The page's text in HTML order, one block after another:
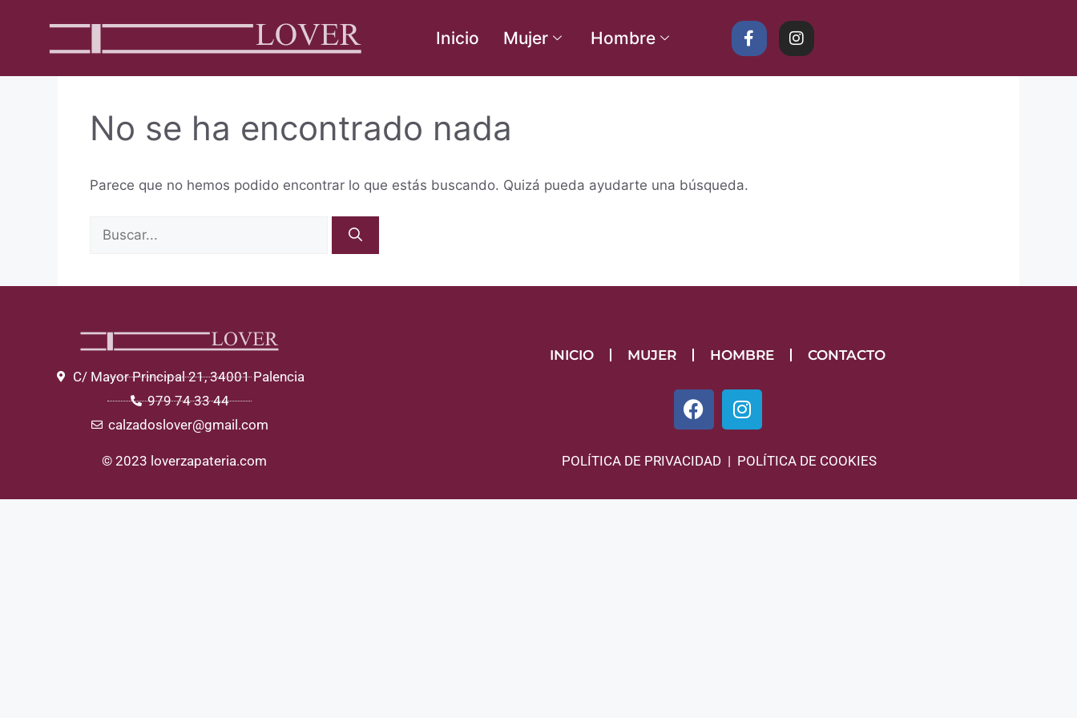
Inicio Mujer Hombre
No se ha encontrado nada
Parece que no hemos podido encontrar lo que estás buscando. Quizá pueda ayudarte una búsqueda.
C/ Mayor Principal 21, 34001 Palencia
979 74 33 44
calzadoslover@gmail.com
INICIO MUJER HOMBRE CONTACTO
© 2023 loverzapateria.com POLÍTICA DE PRIVACIDAD | POLÍTICA DE COOKIES